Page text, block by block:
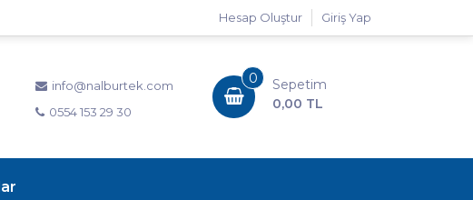
Giriş Yap
Hesap Oluştur
info@nalburtek.com
0554 153 29 30
0
Sepetim
0,00 TL